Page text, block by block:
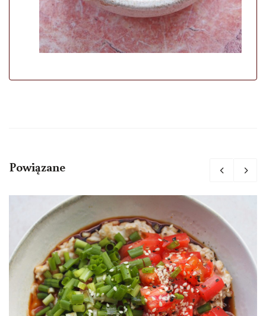
Powiązane